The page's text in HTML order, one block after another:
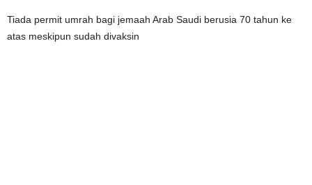
Tiada permit umrah bagi jemaah Arab Saudi berusia 70 tahun ke
atas meskipun sudah divaksin